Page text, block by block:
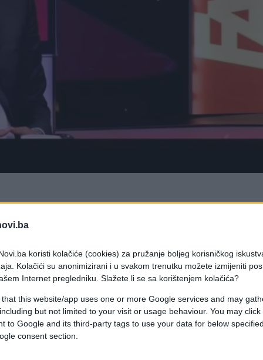
koristi kolačiće (cookies) za pružanje boljeg korisničkog
Kolačići su anonimizirani i u svakom trenutku možete izmijeniti
Internet pregledniku. Slažete li se sa korištenjem kolačića?
that this website/app uses one or more Google services and may
but not limited to your visit or usage behaviour. You may
to Google and its third-party tags to use your data for below
consent section.
je u Centralnom dnevniku na FACE televiziji
u Srebrenici.
gostovao je u Centralnom dnevniku na
razgovarao o izborima u Srebrenici.
Duraković krivi za gubitak izbora u Srebrenici,
i Hercegovini?